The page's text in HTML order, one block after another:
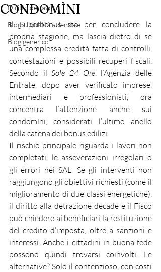
Diritto del lavoro
Blog - liquidità aziendale
Blog generico
CONDOMÌNI
Il Superbonus sta per concludere la
propria stagione, ma lascia dietro di sé
una complessa eredità fatta di controlli,
contestazioni e possibili recuperi fiscali.
Secondo il Sole 24 Ore, l’Agenzia delle
Entrate, dopo aver verificato imprese,
intermediari e professionisti, ora
concentra l’attenzione anche sui
condomìni, considerati l’ultimo anello
della catena dei bonus edilizi.
Il rischio principale riguarda i lavori non
completati, le asseverazioni irregolari o
gli errori nei SAL. Se gli interventi non
raggiungono gli obiettivi richiesti (come il
miglioramento di due classi energetiche),
il diritto alla detrazione decade e il Fisco
può chiedere ai beneficiari la restituzione
del credito d’imposta, oltre a sanzioni e
interessi. Anche i cittadini in buona fede
possono quindi trovarsi coinvolti. Le
alternative? Solo il contenzioso, con costi